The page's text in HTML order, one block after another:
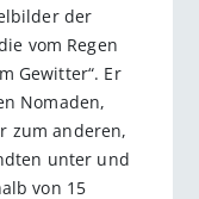
der
vom Regen
Gewitter“. Er
Nomaden,
zum anderen,
unter und
von 15